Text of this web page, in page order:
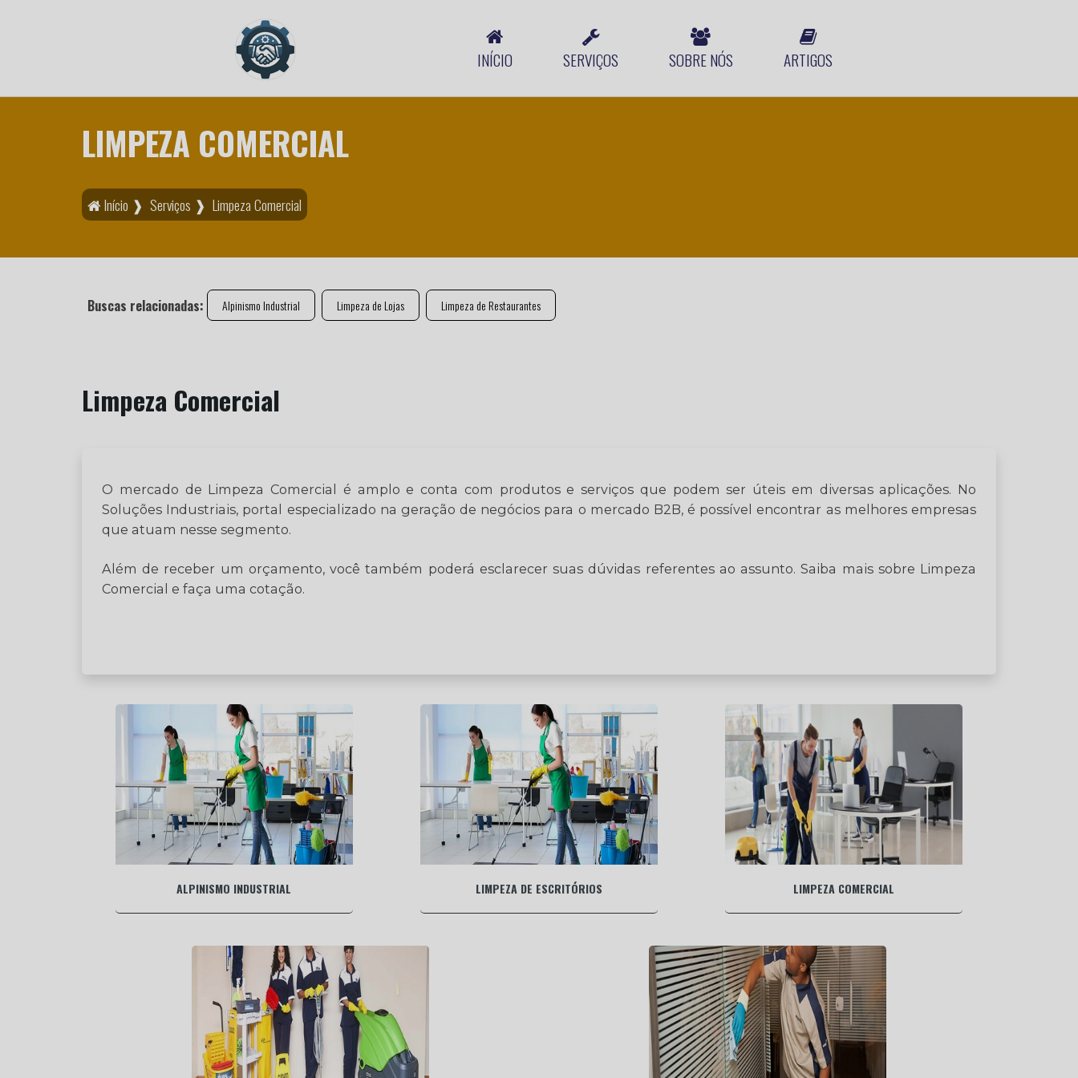
INÍCIO SERVIÇOS SOBRE NÓS ARTIGOS
LIMPEZA COMERCIAL
Início ❱ Serviços ❱ Limpeza Comercial
Buscas relacionadas: Alpinismo Industrial Limpeza de Lojas Limpeza de Restaurantes
Limpeza Comercial
O mercado de Limpeza Comercial é amplo e conta com produtos e serviços que podem ser úteis em diversas aplicações. No
Soluções Industriais, portal especializado na geração de negócios para o mercado B2B, é possível encontrar as melhores empresas
que atuam nesse segmento.
Além de receber um orçamento, você também poderá esclarecer suas dúvidas referentes ao assunto. Saiba mais sobre Limpeza
Comercial e faça uma cotação.
ALPINISMO INDUSTRIAL LIMPEZA DE ESCRITÓRIOS LIMPEZA COMERCIAL